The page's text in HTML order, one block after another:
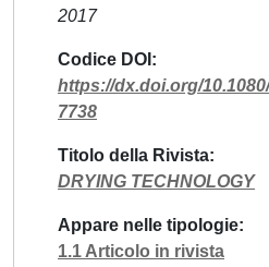
2017
Codice DOI
https://dx.doi.org/
7738
Titolo della Rivista
DRYING TECHNOLOGY
Appare nelle tipologie
1.1 Articolo in rivista